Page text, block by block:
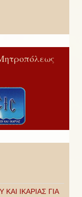
ΙΚΑΡΙΑΣ ΓΙΑ